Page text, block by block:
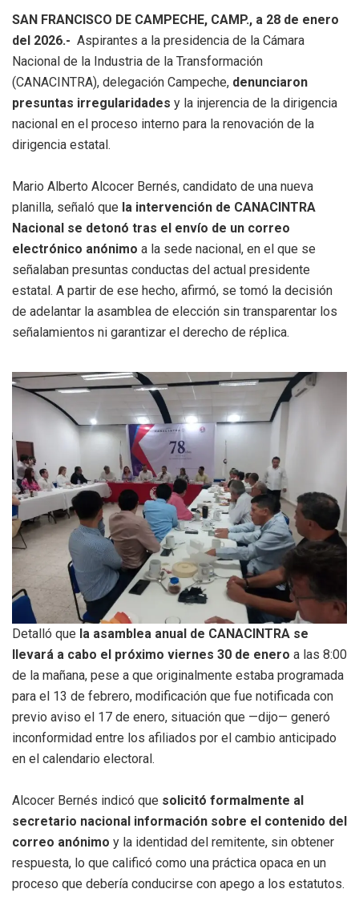
SAN FRANCISCO DE CAMPECHE, CAMP., a 28 de enero
del 2026.- Aspirantes a la presidencia de la Cámara
Nacional de la Industria de la Transformación
(CANACINTRA), delegación Campeche, denunciaron
presuntas irregularidades y la injerencia de la dirigencia
nacional en el proceso interno para la renovación de la
dirigencia estatal.
Mario Alberto Alcocer Bernés, candidato de una nueva
planilla, señaló que la intervención de CANACINTRA
Nacional se detonó tras el envío de un correo
electrónico anónimo a la sede nacional, en el que se
señalaban presuntas conductas del actual presidente
estatal. A partir de ese hecho, afirmó, se tomó la decisión
de adelantar la asamblea de elección sin transparentar los
señalamientos ni garantizar el derecho de réplica.
Detalló que la asamblea anual de CANACINTRA se
llevará a cabo el próximo viernes 30 de enero a las 8:00
de la mañana, pese a que originalmente estaba programada
para el 13 de febrero, modificación que fue notificada con
previo aviso el 17 de enero, situación que —dijo— generó
inconformidad entre los afiliados por el cambio anticipado
en el calendario electoral.
Alcocer Bernés indicó que solicitó formalmente al
secretario nacional información sobre el contenido del
correo anónimo y la identidad del remitente, sin obtener
respuesta, lo que calificó como una práctica opaca en un
proceso que debería conducirse con apego a los estatutos.